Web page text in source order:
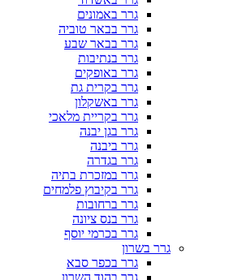
גרר באמונים
גרר בבאר טוביה
גרר בבאר שבע
גרר בנתיבות
גרר באופקים
גרר בקרית גת
גרר באשקלון
גרר בקריית מלאכי
גרר בגן יבנה
גרר ביבנה
גרר בגדרה
גרר במזכרת בתיה
גרר בקיבוץ פלמחים
גרר ברחובות
גרר בנס ציונה
גרר בכרמי יוסף
גרר בשרון
גרר בכפר סבא
גרר בהוד השרון